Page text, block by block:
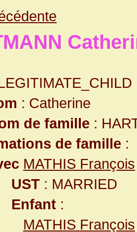
: Catherine
de famille :
de famille :
MATHIS François
UST : MARRIED
Enfant :
MATHIS François